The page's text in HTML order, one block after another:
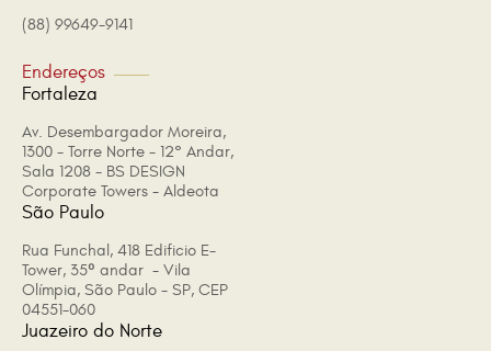
(88) 99649-9141
Endereços
Fortaleza
Av. Desembargador Moreira,
1300 - Torre Norte - 12° Andar,
Sala 1208 - BS DESIGN
Corporate Towers - Aldeota
São Paulo
Rua Funchal, 418 Edificio E-
Tower, 35º andar - Vila
Olímpia, São Paulo - SP, CEP
04551-060
Juazeiro do Norte